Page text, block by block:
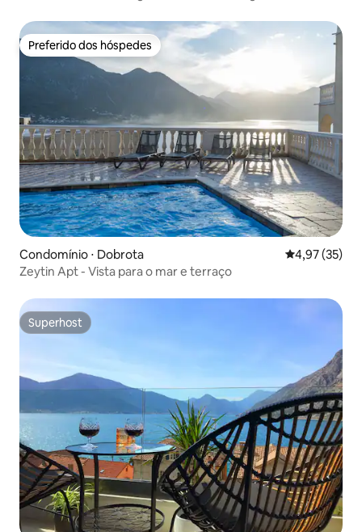
Preferido dos hóspedes
Preferido dos hóspedes
Condomínio ⋅ Dobrota 4,97 de uma
4,97 (35)
Zeytin Apt - Vista para o mar e terraço
Superhost
Superhost